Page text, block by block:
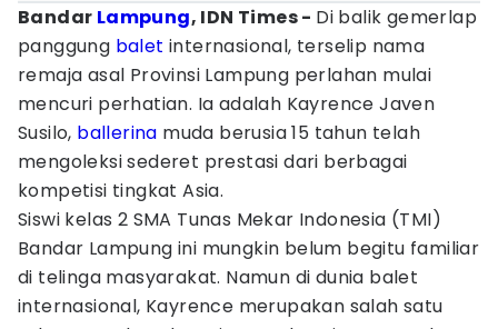
Bandar Lampung, IDN Times - Di balik gemerlap
panggung balet internasional, terselip nama
remaja asal Provinsi Lampung perlahan mulai
mencuri perhatian. Ia adalah Kayrence Javen
Susilo, ballerina muda berusia 15 tahun telah
mengoleksi sederet prestasi dari berbagai
kompetisi tingkat Asia.
Siswi kelas 2 SMA Tunas Mekar Indonesia (TMI)
Bandar Lampung ini mungkin belum begitu familiar
di telinga masyarakat. Namun di dunia balet
internasional, Kayrence merupakan salah satu